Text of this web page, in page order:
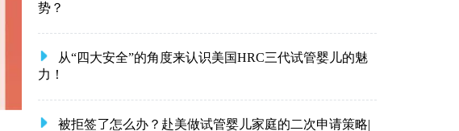
势？
从“四大安全”的角度来认识美国HRC三代试管婴儿的魅
力！
被拒签了怎么办？赴美做试管婴儿家庭的二次申请策略|